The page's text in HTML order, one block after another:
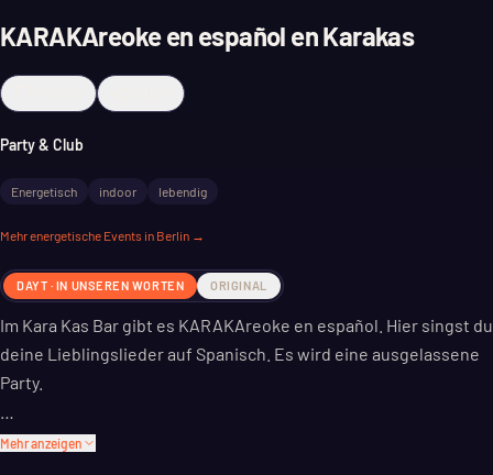
KARAKAreoke en español en Karakas
Party & Club
Energetisch indoor lebendig
Mehrenergetische Events in Berlin →
DAYT · IN UNSEREN WORTEN ORIGINAL
Im Kara Kas Bar gibt es KARAKAreoke en español. Hier singst du
deine Lieblingslieder auf Spanisch. Es wird eine ausgelassene
Party.
Das Event ist für alle, die Lust auf eine gute Zeit haben. Ob
Mehr anzeigen